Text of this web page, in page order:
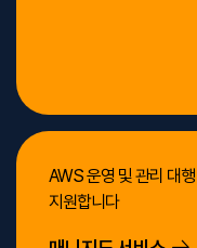
AWS 운영 및 관리 대행
지원합니다